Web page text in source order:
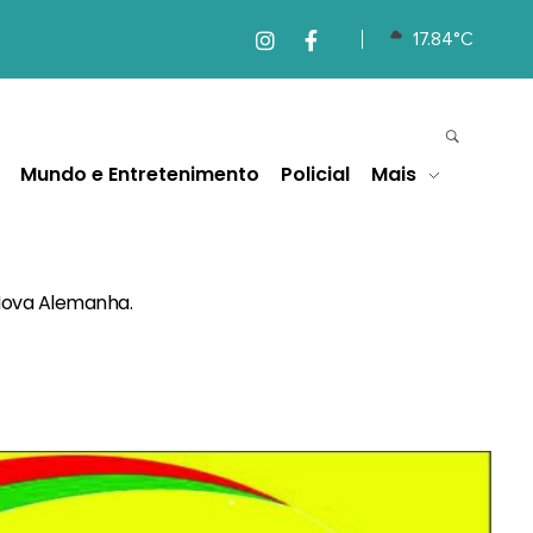
17.84°C
Mundo e Entretenimento Policial Mais
Alemanha.